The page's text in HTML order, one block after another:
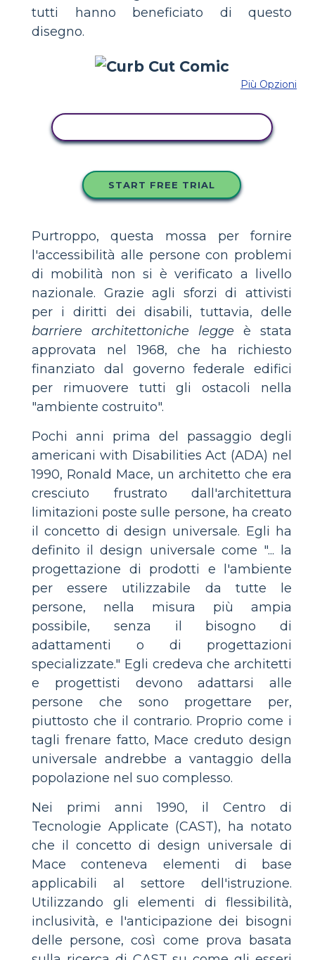
tutti hanno beneficiato di questo
disegno.
Più Opzioni
START FREE TRIAL
Purtroppo, questa mossa per fornire
l'accessibilità alle persone con problemi
di mobilità non si è verificato a livello
nazionale. Grazie agli sforzi di attivisti
per i diritti dei disabili, tuttavia, delle
barriere architettoniche legge è stata
approvata nel 1968, che ha richiesto
finanziato dal governo federale edifici
per rimuovere tutti gli ostacoli nella
"ambiente costruito".
Pochi anni prima del passaggio degli
americani with Disabilities Act (ADA) nel
1990, Ronald Mace, un architetto che era
cresciuto frustrato dall'architettura
limitazioni poste sulle persone, ha creato
il concetto di design universale. Egli ha
definito il design universale come "... la
progettazione di prodotti e l'ambiente
per essere utilizzabile da tutte le
persone, nella misura più ampia
possibile, senza il bisogno di
adattamenti o di progettazioni
specializzate." Egli credeva che architetti
e progettisti devono adattarsi alle
persone che sono progettare per,
piuttosto che il contrario. Proprio come i
tagli frenare fatto, Mace creduto design
universale andrebbe a vantaggio della
popolazione nel suo complesso.
Nei primi anni 1990, il Centro di
Tecnologie Applicate (CAST), ha notato
che il concetto di design universale di
Mace conteneva elementi di base
applicabili al settore dell'istruzione.
Utilizzando gli elementi di flessibilità,
inclusività, e l'anticipazione dei bisogni
delle persone, così come prova basata